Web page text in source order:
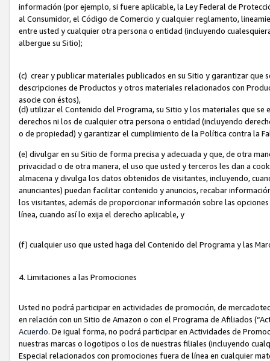
información (por ejemplo, si fuere aplicable, la Ley Federal de
al Consumidor, el Código de Comercio y cualquier reglamento,
entre usted y cualquier otra persona o entidad (incluyendo
albergue su Sitio);
(c) crear y publicar materiales publicados en su Sitio y garantizar que
descripciones de Productos y otros materiales relacionados con
asocie con éstos),
(d) utilizar el Contenido del Programa, su Sitio y los materiales que se
derechos ni los de cualquier otra persona o entidad (incluyendo
o de propiedad) y garantizar el cumplimiento de la Política contra la
(e) divulgar en su Sitio de forma precisa y adecuada y que, de otra
privacidad o de otra manera, el uso que usted y terceros les dan a
almacena y divulga los datos obtenidos de visitantes, incluyendo,
anunciantes) puedan facilitar contenido y anuncios, recabar
los visitantes, además de proporcionar información sobre las
línea, cuando así lo exija el derecho aplicable, y
(f) cualquier uso que usted haga del Contenido del Programa y las
4. Limitaciones a las Promociones
Usted no podrá participar en actividades de promoción, de
en relación con un Sitio de Amazon o con el Programa de Afiliados
Acuerdo. De igual forma, no podrá participar en Actividades de
nuestras marcas o logotipos o los de nuestras filiales (incluyendo
Especial relacionados con promociones fuera de línea en cualquier